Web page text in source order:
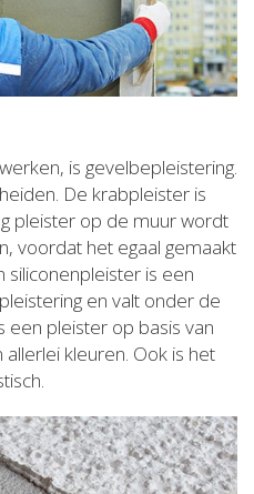
is gevelbepleistering.
De krabpleister is
pleister op de muur wordt
voordat het egaal gemaakt
is een
en valt onder de
een pleister op basis van
allerlei kleuren. Ook is het